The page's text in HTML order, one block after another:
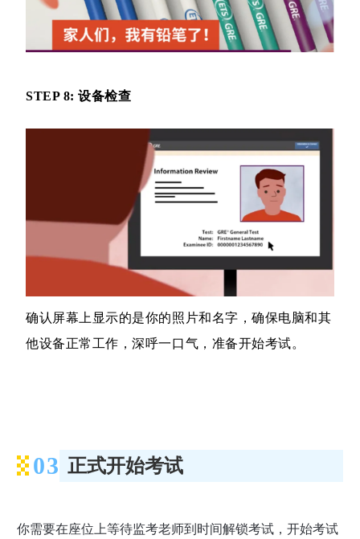
STEP 8: 设备检查
确认屏幕上显示的是你的照片和名字，确保电脑和其
他设备正常工作，深呼一口气，准备开始考试。
03 正式开始考试
你需要在座位上等待监考老师到时间解锁考试，开始考试